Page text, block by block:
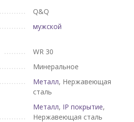
Q&Q
мужской
WR 30
Минеральное
Металл, Нержавеющая
сталь
Металл, IP покрытие,
Нержавеющая сталь